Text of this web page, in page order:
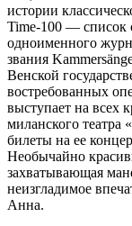
истории
Time-100 — список
одноименного
звания
Венской
востребованных
выступает на всех
миланского театра
билеты на ее
Необычайно
захватывающая
неизгладимое
Анна.